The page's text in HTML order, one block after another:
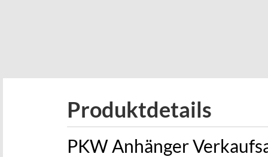
Produktdetails
PKW Anhänger